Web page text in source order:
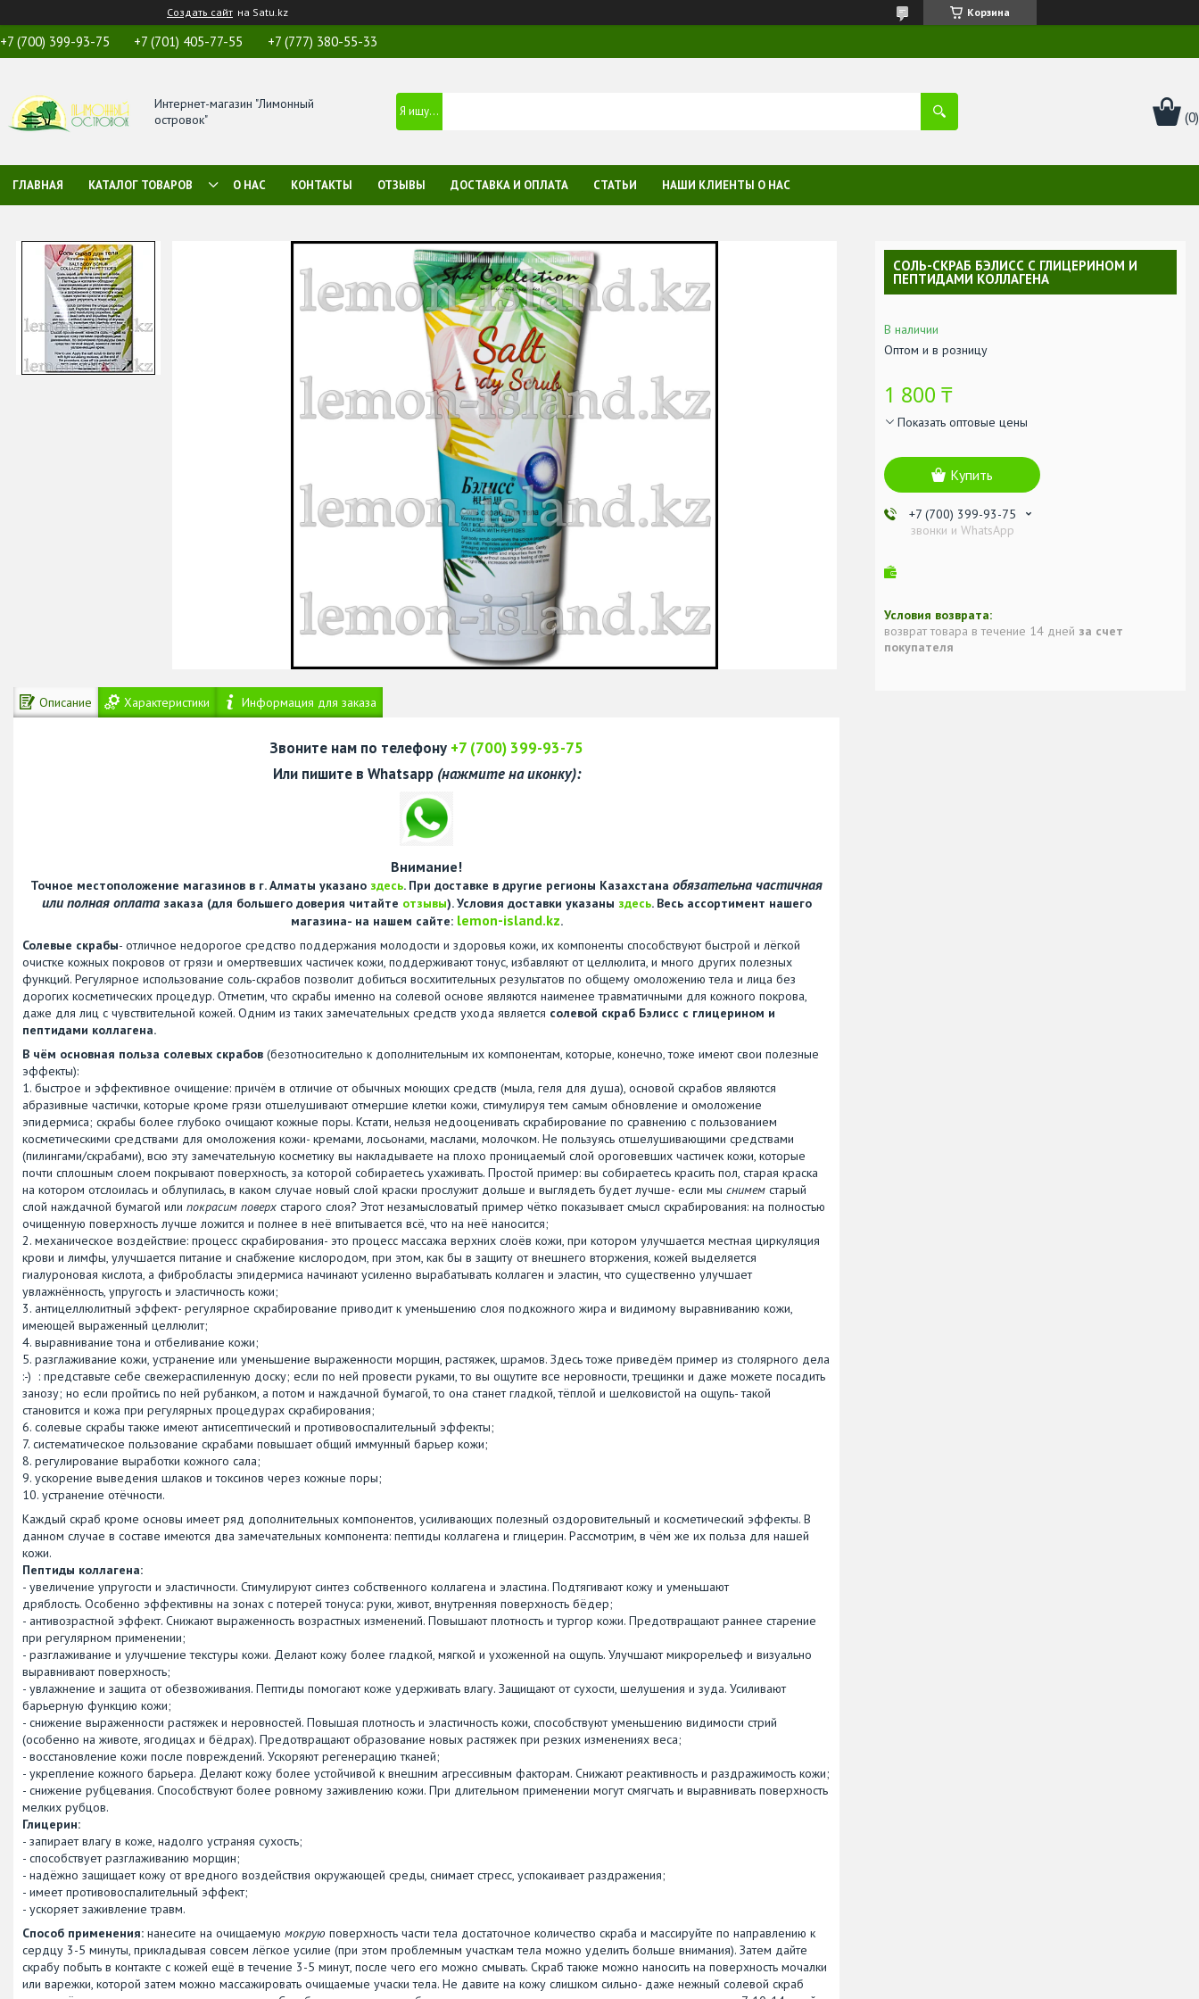
Создать сайт на Satu.kz Корзина
+7 (700) 399-93-75 +7 (701) 405-77-55 +7 (777) 380-55-33
Интернет-магазин "Лимонный
островок"
ГЛАВНАЯ КАТАЛОГ ТОВАРОВ О НАС КОНТАКТЫ ОТЗЫВЫ ДОСТАВКА И ОПЛАТА СТАТЬИ НАШИ КЛИЕНТЫ О НАС
Описание Характеристики Информация для заказа
Звоните нам по телефону +7 (700) 399-93-75
Или пишите в Whatsapp (нажмите на иконку):
Внимание!
Точное местоположение магазинов в г. Алматы указано здесь. При доставке в другие регионы Казахстана обязательна частичная
или полная оплатазаказа (для большего доверия читайте отзывы). Условия доставки указаны здесь. Весь ассортимент нашего
магазина- на нашем сайте: lemon-island.kz.
Солевые скрабы- отличное недорогое средство поддержания молодости и здоровья кожи, их компоненты способствуют быстрой и лёгкой
очистке кожных покровов от грязи и омертвевших частичек кожи, поддерживают тонус, избавляют от целлюлита, и много других полезных
функций. Регулярное использование соль-скрабов позволит добиться восхитительных результатов по общему омоложению тела и лица без
дорогих косметических процедур. Отметим, что скрабы именно на солевой основе являются наименее травматичными для кожного покрова,
даже для лиц с чувствительной кожей. Одним из таких замечательных средств ухода является солевой скраб Бэлисс с глицерином и
пептидами коллагена.
В чём основная польза солевых скрабов (безотносительно к дополнительным их компонентам, которые, конечно, тоже имеют свои полезные
эффекты):
1. быстрое и эффективное очищение: причём в отличие от обычных моющих средств (мыла, геля для душа), основой скрабов являются
абразивные частички, которые кроме грязи отшелушивают отмершие клетки кожи, стимулируя тем самым обновление и омоложение
эпидермиса; скрабы более глубоко очищают кожные поры. Кстати, нельзя недооценивать скрабирование по сравнению с пользованием
косметическими средствами для омоложения кожи- кремами, лосьонами, маслами, молочком. Не пользуясь отшелушивающими средствами
(пилингами/скрабами), всю эту замечательную косметику вы накладываете на плохо проницаемый слой ороговевших частичек кожи, которые
почти сплошным слоем покрывают поверхность, за которой собираетесь ухаживать. Простой пример: вы собираетесь красить пол, старая краска
на котором отслоилась и облупилась, в каком случае новый слой краски прослужит дольше и выглядеть будет лучше- если мы снимем старый
слой наждачной бумагой или покрасим поверх старого слоя? Этот незамысловатый пример чётко показывает смысл скрабирования: на полностью
очищенную поверхность лучше ложится и полнее в неё впитывается всё, что на неё наносится;
2. механическое воздействие: процесс скрабирования- это процесс массажа верхних слоёв кожи, при котором улучшается местная циркуляция
крови и лимфы, улучшается питание и снабжение кислородом, при этом, как бы в защиту от внешнего вторжения, кожей выделяется
гиалуроновая кислота, а фибробласты эпидермиса начинают усиленно вырабатывать коллаген и эластин, что существенно улучшает
увлажнённость, упругость и эластичность кожи;
3. антицеллюлитный эффект- регулярное скрабирование приводит к уменьшению слоя подкожного жира и видимому выравниванию кожи,
имеющей выраженный целлюлит;
4. выравнивание тона и отбеливание кожи;
5. разглаживание кожи, устранение или уменьшение выраженности морщин, растяжек, шрамов. Здесь тоже приведём пример из столярного дела
:-) : представьте себе свежераспиленную доску; если по ней провести руками, то вы ощутите все неровности, трещинки и даже можете посадить
занозу; но если пройтись по ней рубанком, а потом и наждачной бумагой, то она станет гладкой, тёплой и шелковистой на ощупь- такой
становится и кожа при регулярных процедурах скрабирования;
6. солевые скрабы также имеют антисептический и противовоспалительный эффекты;
7. систематическое пользование скрабами повышает общий иммунный барьер кожи;
8. регулирование выработки кожного сала;
9. ускорение выведения шлаков и токсинов через кожные поры;
10. устранение отёчности.
Каждый скраб кроме основы имеет ряд дополнительных компонентов, усиливающих полезный оздоровительный и косметический эффекты. В
данном случае в составе имеются два замечательных компонента: пептиды коллагена и глицерин. Рассмотрим, в чём же их польза для нашей
кожи.
Пептиды коллагена:
- увеличение упругости и эластичности. Стимулируют синтез собственного коллагена и эластина. Подтягивают кожу и уменьшают
дряблость. Особенно эффективны на зонах с потерей тонуса: руки, живот, внутренняя поверхность бёдер;
- антивозрастной эффект. Снижают выраженность возрастных изменений. Повышают плотность и тургор кожи. Предотвращают раннее старение
при регулярном применении;
- разглаживание и улучшение текстуры кожи. Делают кожу более гладкой, мягкой и ухоженной на ощупь. Улучшают микрорельеф и визуально
выравнивают поверхность;
- увлажнение и защита от обезвоживания. Пептиды помогают коже удерживать влагу. Защищают от сухости, шелушения и зуда. Усиливают
барьерную функцию кожи;
- снижение выраженности растяжек и неровностей. Повышая плотность и эластичность кожи, способствуют уменьшению видимости стрий
(особенно на животе, ягодицах и бёдрах). Предотвращают образование новых растяжек при резких изменениях веса;
- восстановление кожи после повреждений. Ускоряют регенерацию тканей;
- укрепление кожного барьера. Делают кожу более устойчивой к внешним агрессивным факторам. Снижают реактивность и раздражимость кожи;
- снижение рубцевания. Способствуют более ровному заживлению кожи. При длительном применении могут смягчать и выравнивать поверхность
мелких рубцов.
Глицерин:
- запирает влагу в коже, надолго устраняя сухость;
- способствует разглаживанию морщин;
- надёжно защищает кожу от вредного воздействия окружающей среды, снимает стресс, успокаивает раздражения;
- имеет противовоспалительный эффект;
- ускоряет заживление травм.
Способ применения: нанесите на очищаемую мокрую поверхность части тела достаточное количество скраба и массируйте по направлению к
сердцу 3-5 минуты, прикладывая совсем лёгкое усилие (при этом проблемным участкам тела можно уделить больше внимания). Затем дайте
скрабу побыть в контакте с кожей ещё в течение 3-5 минут, после чего его можно смывать. Скраб также можно наносить на поверхность мочалки
или варежки, которой затем можно массажировать очищаемые учаски тела. Не давите на кожу слишком сильно- даже нежный солевой скраб
СОЛЬ-СКРАБ БЭЛИСС С ГЛИЦЕРИНОМ И
ПЕПТИДАМИ КОЛЛАГЕНА
В наличии
Оптом и в розницу
1 800 ₸
Показать оптовые цены
Купить
+7 (700) 399-93-75
звонки и WhatsApp
возврат товара в течение 14 дней за счет
покупателя